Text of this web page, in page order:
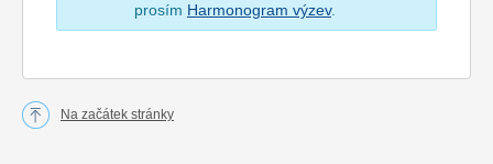
prosím Harmonogram výzev.
Na začátek stránky